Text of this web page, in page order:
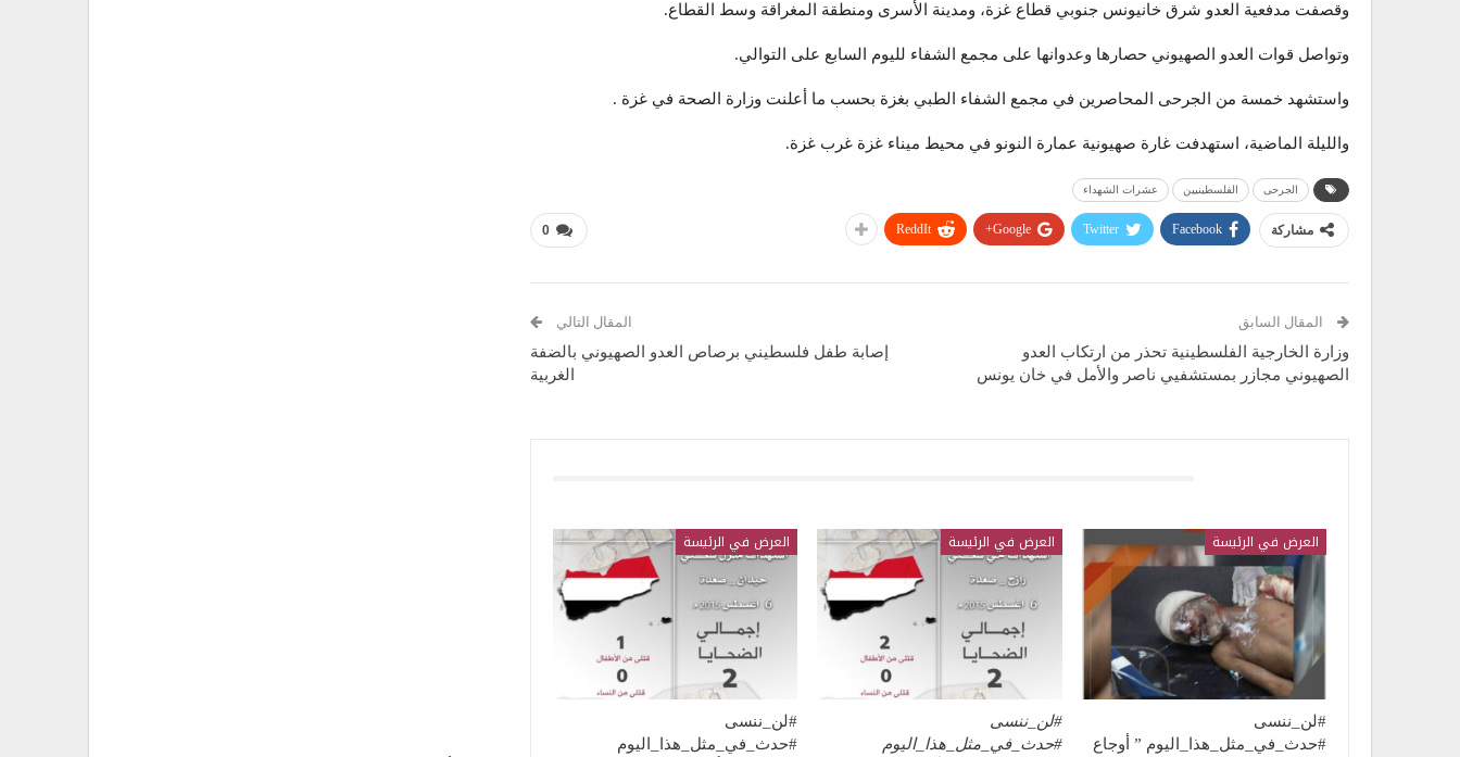
وقصفت مدفعية العدو شرق خانيونس جنوبي قطاع غزة، ومدينة الأسرى ومنطقة المغراقة وسط القطاع.
وتواصل قوات العدو الصهيوني حصارها وعدوانها على مجمع الشفاء لليوم السابع على التوالي.
واستشهد خمسة من الجرحى المحاصرين في مجمع الشفاء الطبي بغزة بحسب ما أعلنت وزارة الصحة في غزة .
والليلة الماضية، استهدفت غارة صهيونية عمارة النونو في محيط ميناء غزة غرب غزة.
الجرحى الفلسطينيين عشرات الشهداء
0 مشاركة Facebook
Twitter
Google+
ReddIt
المقال السابق
وزارة الخارجية الفلسطينية تحذر من ارتكاب العدو
الصهيوني مجازر بمستشفيي ناصر والأمل في خان يونس
المقال التالي
إصابة طفل فلسطيني برصاص العدو الصهيوني بالضفة
الغربية
العرض في الرئيسة
#لن_ننسى
#حدث_في_مثل_هذا_اليوم ” أوجاع
العرض في الرئيسة
#لن_ننسى
#حدث_في_مثل_هذا_اليوم
العرض في الرئيسة
#لن_ننسى
#حدث_في_مثل_هذا_اليوم